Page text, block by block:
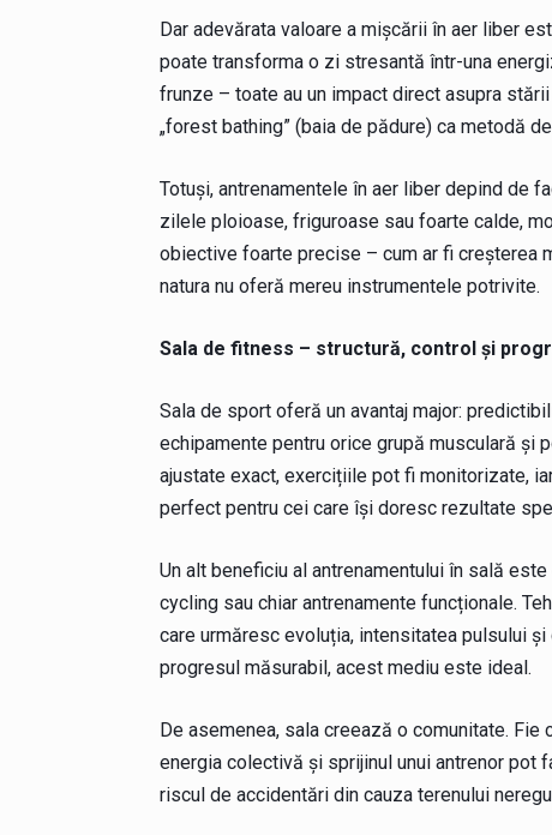
Dar adevărata valoare a mișcării în aer liber
poate transforma o zi stresantă într-una
frunze – toate au un impact direct asupra
„forest bathing” (baia de pădure) ca metodă
Totuși, antrenamentele în aer liber depind de
zilele ploioase, friguroase sau foarte calde,
obiective foarte precise – cum ar fi creșterea
natura nu oferă mereu instrumentele potrivite.
Sala de fitness – structură, control și
Sala de sport oferă un avantaj major:
echipamente pentru orice grupă musculară și
ajustate exact, exercițiile pot fi monitorizate,
perfect pentru cei care își doresc rezultate
Un alt beneficiu al antrenamentului în sală
cycling sau chiar antrenamente funcționale.
care urmăresc evoluția, intensitatea pulsului
progresul măsurabil, acest mediu este ideal.
De asemenea, sala creează o comunitate.
energia colectivă și sprijinul unui antrenor pot
riscul de accidentări din cauza terenului